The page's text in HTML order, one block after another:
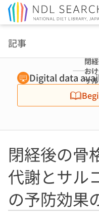
記事
閉
お
サ
運
分
Digital data
閉経後の骨
代謝とサル
の予防効果